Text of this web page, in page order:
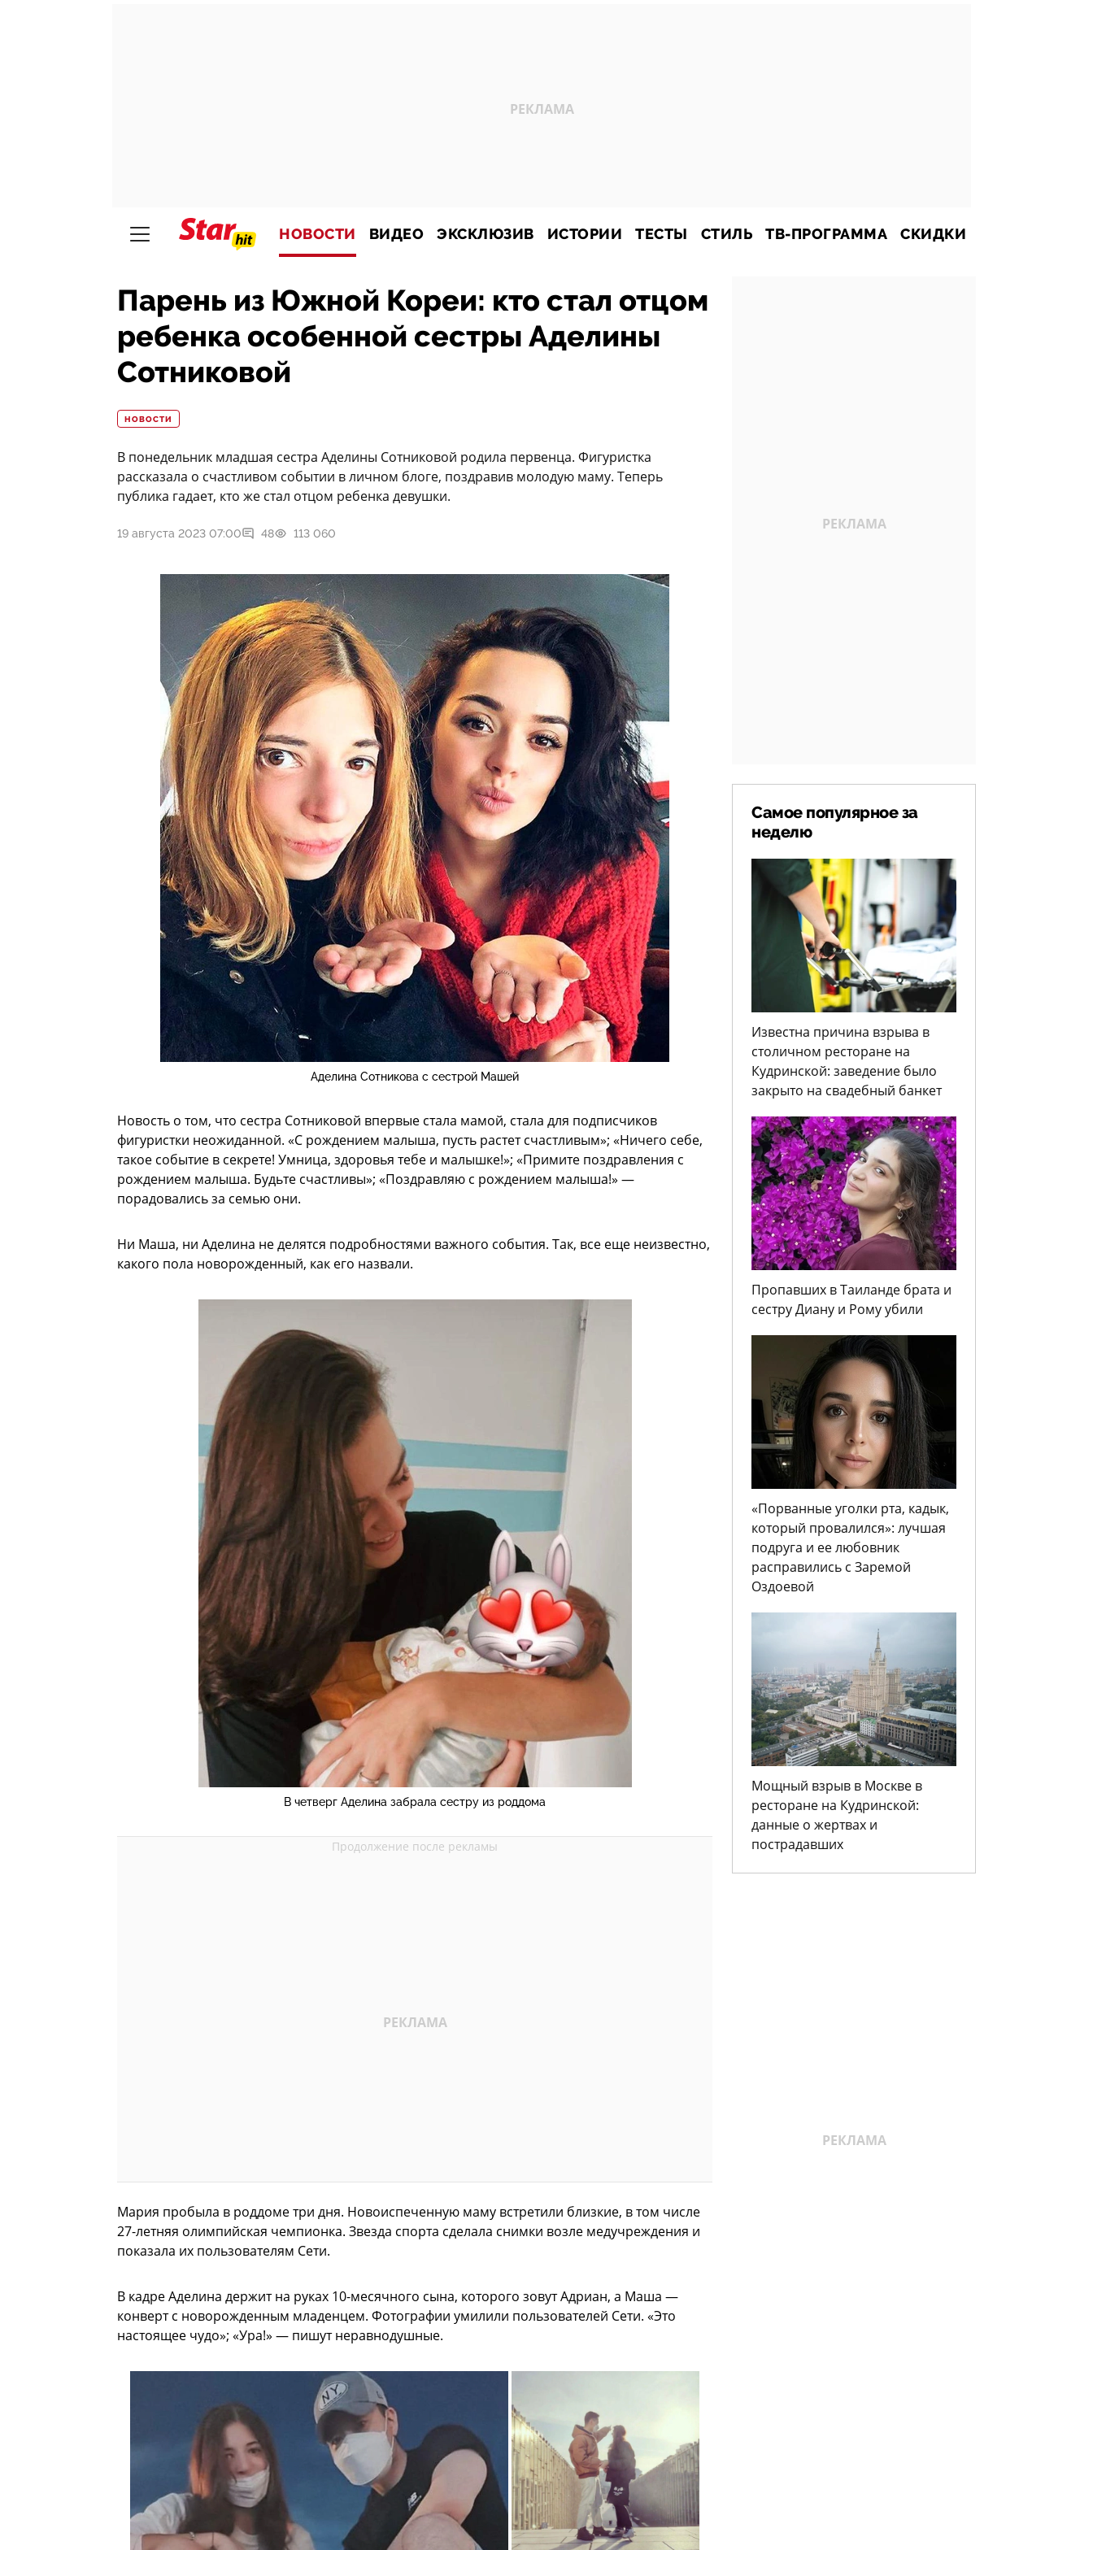
НОВОСТИ ВИДЕО ЭКСКЛЮЗИВ ИСТОРИИ ТЕСТЫ СТИЛЬ ТВ-ПРОГРАММА СКИДКИ
Парень из Южной Кореи: кто стал отцом
ребенка особенной сестры Аделины
Сотниковой
НОВОСТИ
В понедельник младшая сестра Аделины Сотниковой родила первенца. Фигуристка
рассказала о счастливом событии в личном блоге, поздравив молодую маму. Теперь
публика гадает, кто же стал отцом ребенка девушки.
19 августа 2023 07:00 48 113 060
Аделина Сотникова с сестрой Машей
Новость о том, что сестра Сотниковой впервые стала мамой, стала для подписчиков
фигуристки неожиданной. «С рождением малыша, пусть растет счастливым»; «Ничего себе,
такое событие в секрете! Умница, здоровья тебе и малышке!»; «Примите поздравления с
рождением малыша. Будьте счастливы»; «Поздравляю с рождением малыша!» —
порадовались за семью они.
Ни Маша, ни Аделина не делятся подробностями важного события. Так, все еще неизвестно,
какого пола новорожденный, как его назвали.
В четверг Аделина забрала сестру из роддома
Мария пробыла в роддоме три дня. Новоиспеченную маму встретили близкие, в том числе
27-летняя олимпийская чемпионка. Звезда спорта сделала снимки возле медучреждения и
показала их пользователям Сети.
В кадре Аделина держит на руках 10-месячного сына, которого зовут Адриан, а Маша —
конверт с новорожденным младенцем. Фотографии умилили пользователей Сети. «Это
настоящее чудо»; «Ура!» — пишут неравнодушные.
Самое популярное за
неделю
Известна причина взрыва в
столичном ресторане на
Кудринской: заведение было
закрыто на свадебный банкет
Пропавших в Таиланде брата и
сестру Диану и Рому убили
«Порванные уголки рта, кадык,
который провалился»: лучшая
подруга и ее любовник
расправились с Заремой
Оздоевой
Мощный взрыв в Москве в
ресторане на Кудринской:
данные о жертвах и
пострадавших